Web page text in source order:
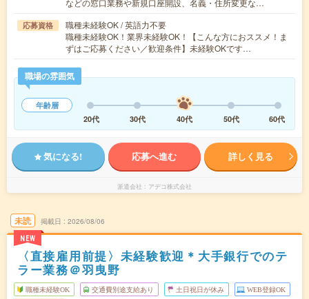
などの窓口業務や新規口座開設、名義・住所変更な…
応募資格
職種未経験OK / 英語力不要
職種未経験OK！業界未経験OK！【こんな方におススメ！ま
ずはご応募ください／歓迎条件】未経験OKです…
職場の雰囲気
年齢層
20代
30代 40代 50代 60代
気になる! 応募へ進む 詳しく見る
派遣会社 アデコ株式会社
未読
NEW
掲載日 2026/08/06
〈直接雇用前提〉未経験歓迎＊大手銀行でのテ
ラー業務＠羽曳野
職種未経験OK 交通費別途支給あり 土日祝日が休み WEB登録OK